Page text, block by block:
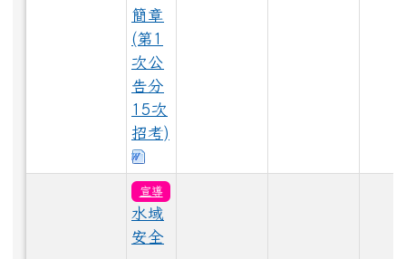
LINE_ALBUM_1150528大頭照_260529_36.jpg
LINE_ALBUM_1150528大頭照_260529_89.jpg
LINE_ALBUM_1150528大頭照_260529_11.jpg
簡章
(第1
次公
告分
15次
招考)
宣導
水域
安全